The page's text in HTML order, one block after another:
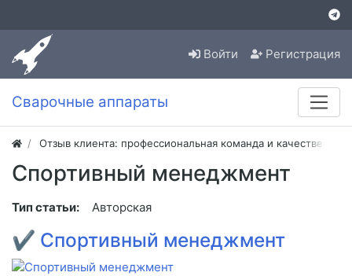
Войти Регистрация
Сварочные аппараты
Отзыв клиента: профессиональная команда и
Спортивный менеджмент
Тип статьи: Авторская
✔ Спортивный менеджмент